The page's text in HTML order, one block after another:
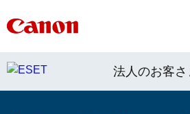
法人のお客さ